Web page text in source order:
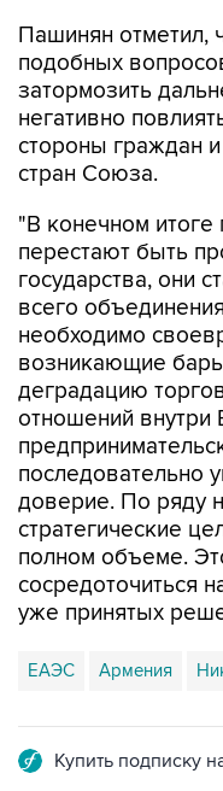
Пашинян отметил,
подобных
затормозить
негативно
стороны граждан
стран Союза.
"В конечном
перестают быть
государства, они
всего
необходимо
возникающие
деградацию
отношений
последовательно
доверие. По ряду
стратегические
полном объеме.
сосредоточиться
уже принятых
ЕАЭС Армения
Купить подписку